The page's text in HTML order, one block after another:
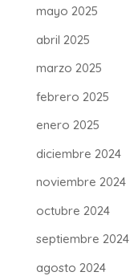
mayo 2025
abril 2025
marzo 2025
febrero 2025
enero 2025
diciembre 2024
noviembre 2024
octubre 2024
septiembre 2024
agosto 2024